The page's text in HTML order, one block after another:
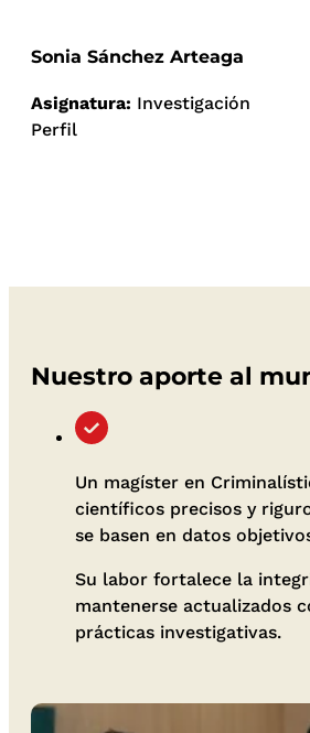
Sonia Sánchez Arteaga
Asignatura: Investigación
Perfil
Nuestro aporte al
Un magíster en
científicos precisos y
se basen en datos
Su labor fortalece la
mantenerse actualizados
prácticas investigativas.